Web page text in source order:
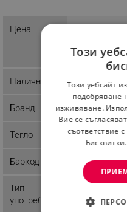
Цена
54.88 лв.
Наличност Последни
Бранд Philips
Тегло 0.6 kg
Баркод
Тип
употреба
Този
Този уебсайт
подобряване
изживяване.
Вие се
съответствие
Бисквитки.